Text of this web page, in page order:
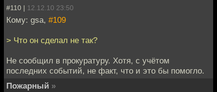
#110 | 12.12.10 23:50
Кому: gsa, #109
> Что он сделал не так?
Не сообщил в прокуратуру. Хотя, с учётом
последних событий, не факт, что и это бы помогло.
Пожарный »